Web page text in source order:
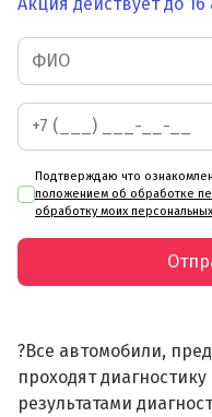
Подтверждаю что
положением об обработке
обработку моих
?Все автомобили,
проходят
результатами